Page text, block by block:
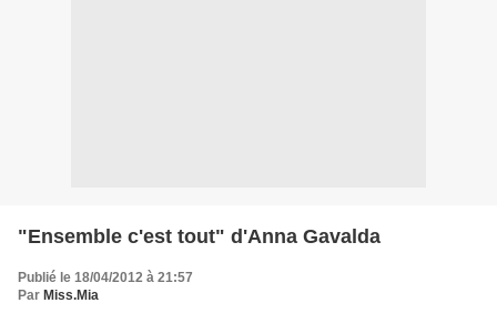
"Ensemble c'est tout" d'Anna Gavalda
Publié le 18/04/2012 à 21:57
Par Miss.Mia